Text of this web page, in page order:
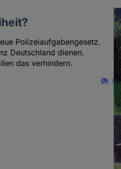
Polizeiaufgabengesetz.
Deutschland dienen.
das verhindern.
1